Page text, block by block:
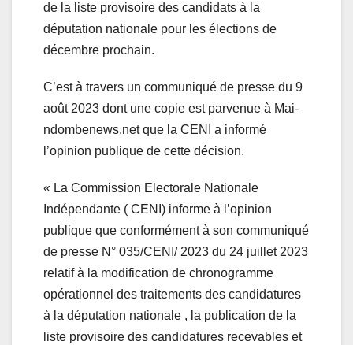
de la liste provisoire des candidats à la
députation nationale pour les élections de
décembre prochain.
C’est à travers un communiqué de presse du 9
août 2023 dont une copie est parvenue à Mai-
ndombenews.net que la CENI a informé
l’opinion publique de cette décision.
« La Commission Electorale Nationale
Indépendante ( CENI) informe à l’opinion
publique que conformément à son communiqué
de presse N° 035/CENI/ 2023 du 24 juillet 2023
relatif à la modification de chronogramme
opérationnel des traitements des candidatures
à la députation nationale , la publication de la
liste provisoire des candidatures recevables et